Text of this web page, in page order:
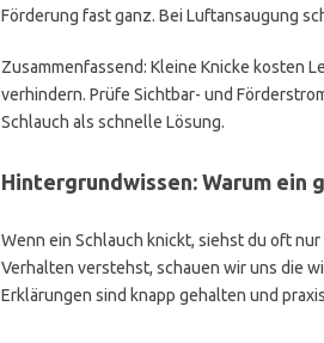
Förderung fast ganz. Bei Luftansaugung
Zusammenfassend: Kleine Knicke kosten
verhindern. Prüfe Sichtbar- und
Schlauch als schnelle Lösung.
Hintergrundwissen: Warum ein
Wenn ein Schlauch knickt, siehst du oft
Verhalten verstehst, schauen wir uns die
Erklärungen sind knapp gehalten und